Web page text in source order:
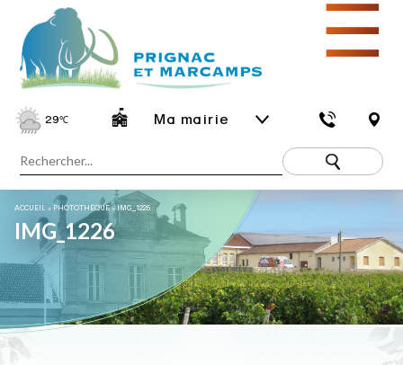
29℃ Ma mairie
☰
ACCUEIL » PHOTOTHÈQUE»IMG_1226
IMG_1226